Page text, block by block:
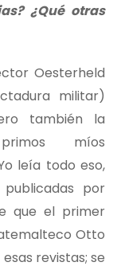
¿Qué otras
Oesterheld
militar)
también la
míos
leía todo eso,
por
que el primer
Otto
revistas; se